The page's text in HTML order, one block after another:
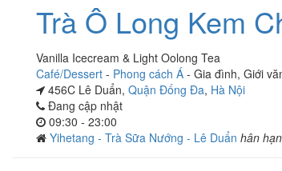
Trà Ô Long Kem
Vanilla Icecream & Light Oolong Tea
Café/Dessert - Phong cách Á - Gia đình, Giới
456C Lê Duẩn, Quận Đống Đa, Hà Nội
Đang cập nhật
09:30 - 23:00
Yihetang - Trà Sữa Nướng - Lê Duẩn hân